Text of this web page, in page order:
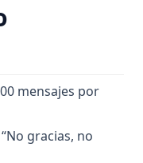
mensajes por
gracias, no